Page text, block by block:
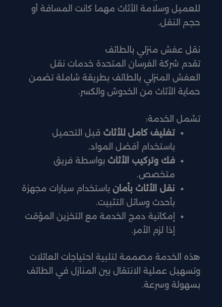
للعميل وسلامة الأثاث مهما كانت المسافة أو
حجم النقل.
نقل عفش منزلي بالطائف
تقدم شركة الفرسان المتحدة خدمات نقل
العفش المنزلي بالطائف بطريقة شاملة تضمن
حماية الأثاث من الخدوش والكسر.
تشمل الخدمة:
تغليف كامل للأثاث قبل التحميل
باستخدام أفضل المواد.
فك وتركيب الأثاث بواسطة فريق
متخصص.
نقل الأثاث بأمان باستخدام سيارات مجهزة
بأحدث وسائل التثبيت.
إمكانية دمج الخدمة مع التخزين المؤقت
إذا لزم الأمر.
هذه الخدمة مصممة لتلبية احتياجات العائلات
وتسهيل عملية الانتقال بين المنازل في الطائف
بسهولة وسرعة.